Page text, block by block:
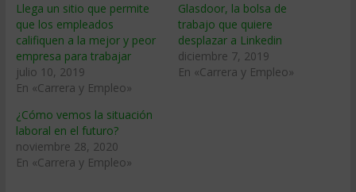
Llega un sitio que permite
que los empleados
califiquen a la mejor y peor
empresa para trabajar
julio 10, 2019
En «Carrera y Empleo»
Glasdoor, la bolsa de
trabajo que quiere
desplazar a Linkedin
diciembre 7, 2019
En «Carrera y Empleo»
¿Cómo vemos la situación
laboral en el futuro?
noviembre 28, 2020
En «Carrera y Empleo»